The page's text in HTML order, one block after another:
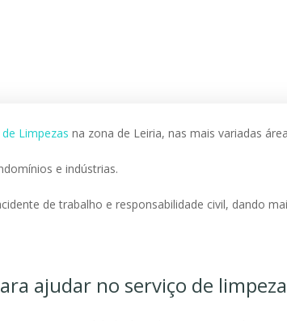
Limpezas na zona de Leiria, nas mais variadas
e indústrias.
de trabalho e responsabilidade civil, dando
ajudar no serviço de